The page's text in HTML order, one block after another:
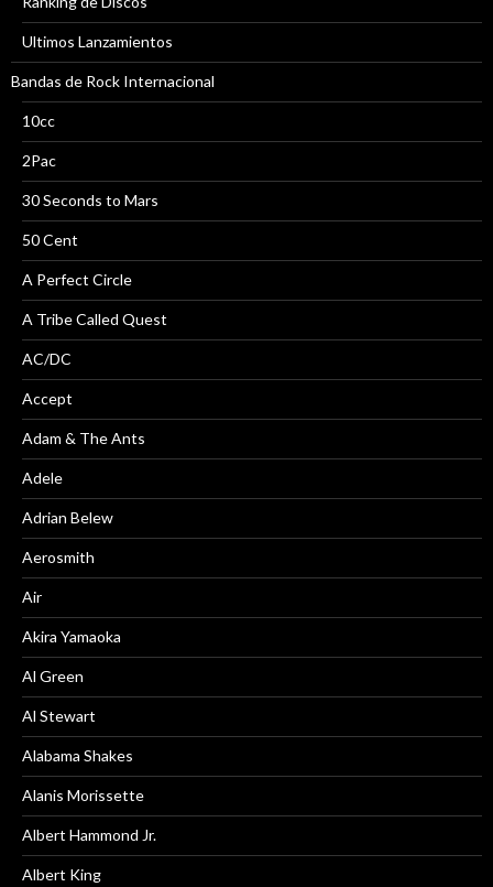
Ultimos Lanzamientos
Bandas de Rock Internacional
10cc
2Pac
30 Seconds to Mars
50 Cent
A Perfect Circle
A Tribe Called Quest
AC/DC
Accept
Adam & The Ants
Adele
Adrian Belew
Aerosmith
Air
Akira Yamaoka
Al Green
Al Stewart
Alabama Shakes
Alanis Morissette
Albert Hammond Jr.
Albert King